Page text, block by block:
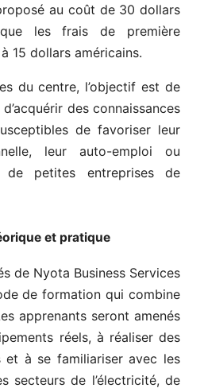
au coût de 30 dollars
les frais de première
15 dollars américains.
du centre, l’objectif est de
des connaissances
de favoriser leur
leur auto-emploi ou
petites entreprises de
et pratique
de Nyota Business Services
de formation qui combine
apprenants seront amenés
réels, à réaliser des
et à se familiariser avec les
secteurs de l’électricité, de